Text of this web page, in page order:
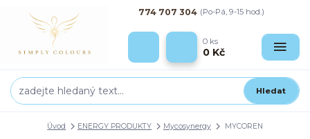
Hledat
774 707 304 (Po-Pá, 9-15 hod.)
0 ks
0 Kč
Úvod ENERGY PRODUKTY Mycosynergy MYCOREN